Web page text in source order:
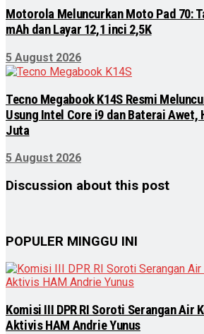
Motorola Meluncurkan Moto Pad 70:
mAh dan Layar 12,1 inci 2,5K
5 August 2026
Tecno Megabook K14S Resmi
Usung Intel Core i9 dan Baterai Awet,
Juta
5 August 2026
Discussion about this post
POPULER MINGGU INI
Komisi III DPR RI Soroti Serangan Air
Aktivis HAM Andrie Yunus